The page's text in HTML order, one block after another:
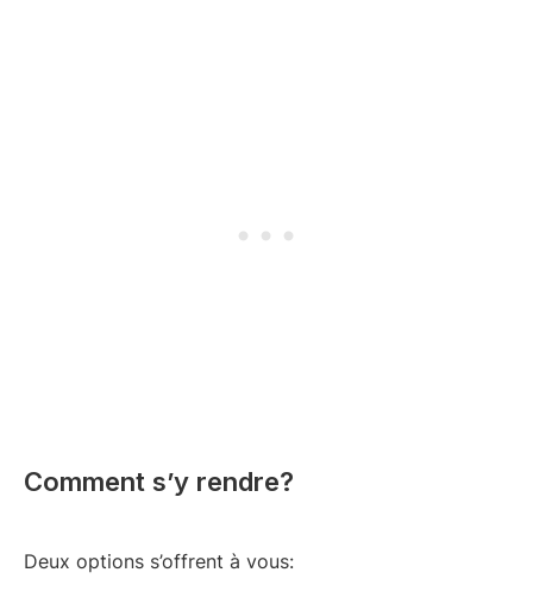
Comment s’y rendre?
Deux options s’offrent à vous: